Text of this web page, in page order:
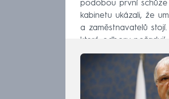
podobou první
kabinetu ukázali, že
a zaměstnavatelů
které odbory požadují